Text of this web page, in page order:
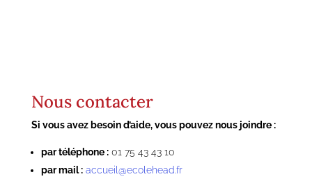
Nous contacter
Si vous avez besoin d’aide, vous pouvez nous joindre :
par téléphone : 01 75 43 43 10
par mail : accueil@ecolehead.fr